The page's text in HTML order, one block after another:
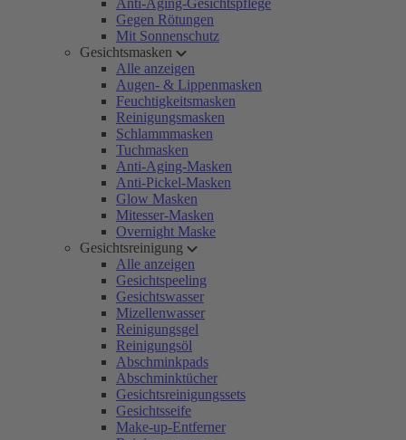
Anti-Aging-Gesichtspflege
Gegen Rötungen
Mit Sonnenschutz
Gesichtsmasken
Alle anzeigen
Augen- & Lippenmasken
Feuchtigkeitsmasken
Reinigungsmasken
Schlammmasken
Tuchmasken
Anti-Aging-Masken
Anti-Pickel-Masken
Glow Masken
Mitesser-Masken
Overnight Maske
Gesichtsreinigung
Alle anzeigen
Gesichtspeeling
Gesichtswasser
Mizellenwasser
Reinigungsgel
Reinigungsöl
Abschminkpads
Abschminktücher
Gesichtsreinigungssets
Gesichtsseife
Make-up-Entferner